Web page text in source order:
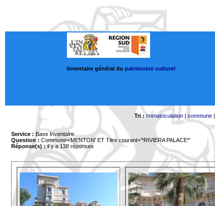
Inventaire général du patrimoine culturel
Tri : Immatriculation| commune|
Service : Base Inventaire
Question : Commune='MENTON' ET Titre courant='*RIVIERA PALACE*'
Réponse(s) :il y a 138 réponses